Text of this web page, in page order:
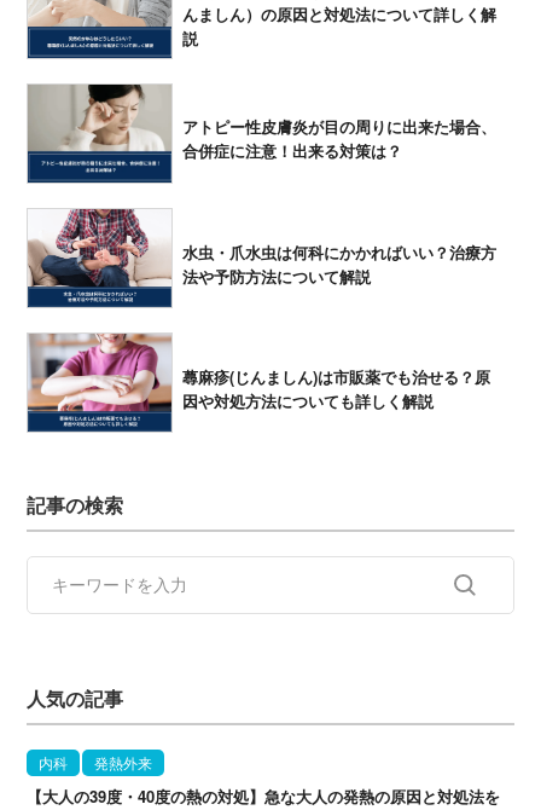
んましん）の原因と対処法について詳しく解
説
アトピー性皮膚炎が目の周りに出来た場合、
合併症に注意！出来る対策は？
水虫・爪水虫は何科にかかればいい？治療方
法や予防方法について解説
蕁麻疹(じんましん)は市販薬でも治せる？原
因や対処方法についても詳しく解説
記事の検索
人気の記事
内科 発熱外来
【大人の39度・40度の熱の対処】急な大人の発熱の原因と対処法を